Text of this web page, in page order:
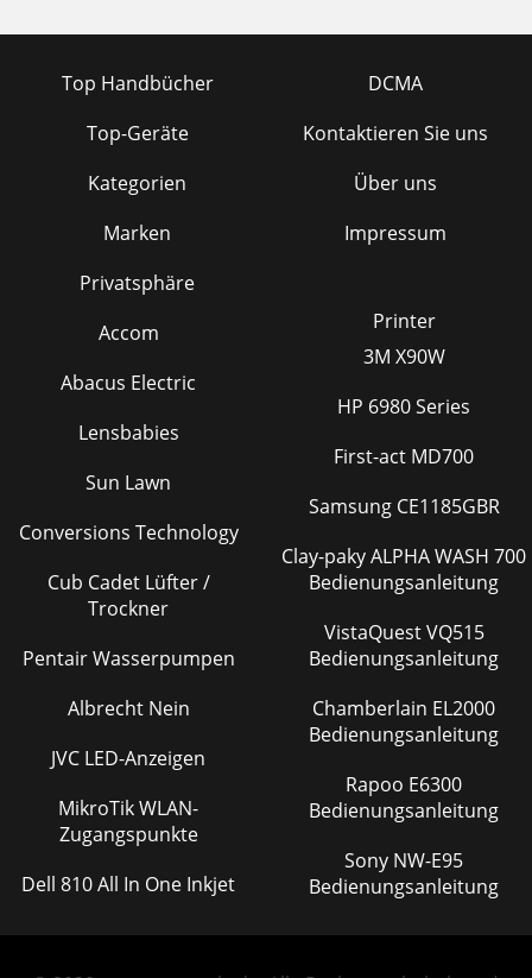
Top Handbücher
Top-Geräte
Kategorien
Marken
Privatsphäre
DCMA
Kontaktieren Sie uns
Über uns
Impressum
Accom
Abacus Electric
Lensbabies
Sun Lawn
Conversions Technology
Cub Cadet Lüfter /
Trockner
Pentair Wasserpumpen
Albrecht Nein
JVC LED-Anzeigen
MikroTik WLAN-
Zugangspunkte
Dell 810 All In One Inkjet
Printer
3M X90W
HP 6980 Series
First-act MD700
Samsung CE1185GBR
Clay-paky ALPHA WASH 700
Bedienungsanleitung
VistaQuest VQ515
Bedienungsanleitung
Chamberlain EL2000
Bedienungsanleitung
Rapoo E6300
Bedienungsanleitung
Sony NW-E95
Bedienungsanleitung